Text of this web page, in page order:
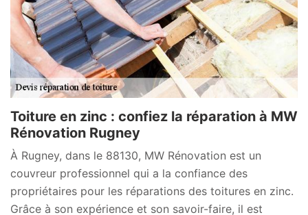
Toiture en zinc : confiez la réparation à MW
Rénovation Rugney
À Rugney, dans le 88130, MW Rénovation est un
couvreur professionnel qui a la confiance des
propriétaires pour les réparations des toitures en zinc.
Grâce à son expérience et son savoir-faire, il est